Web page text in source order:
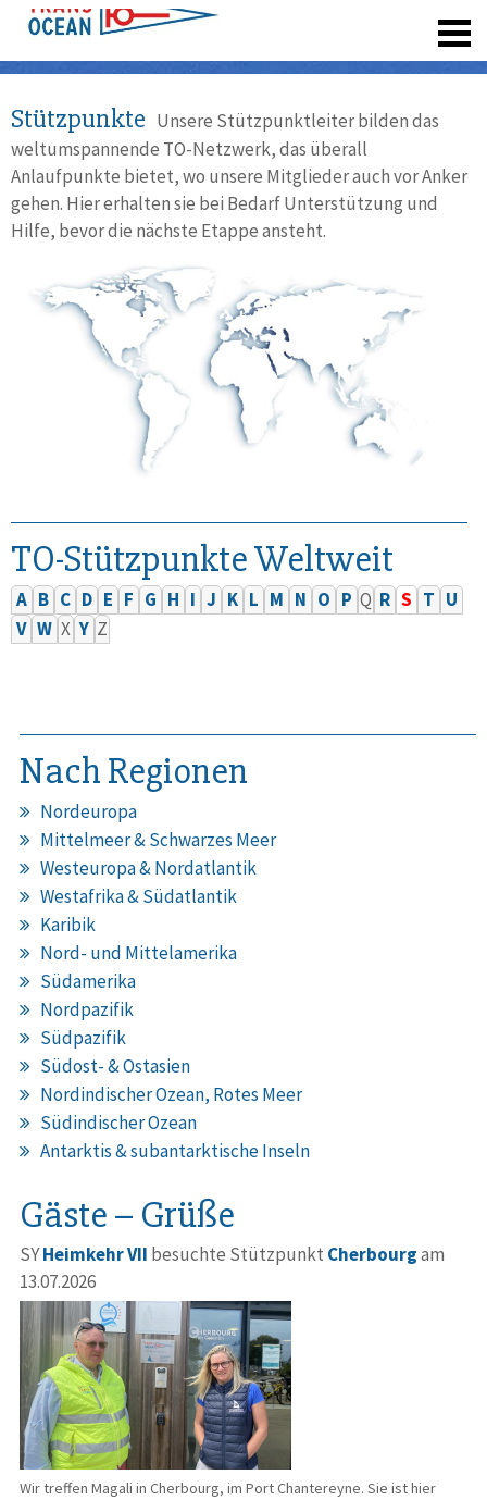
Stützpunkte Unsere Stützpunktleiter bilden das
weltumspannende TO-Netzwerk, das überall
Anlaufpunkte bietet, wo unsere Mitglieder auch vor Anker
gehen. Hier erhalten sie bei Bedarf Unterstützung und
Hilfe, bevor die nächste Etappe ansteht.
TO-Stützpunkte Weltweit
A B C D E F G H I J K L M N O P Q R S T U
V W X Y Z
Nach Regionen
Nordeuropa
Mittelmeer & Schwarzes Meer
Westeuropa & Nordatlantik
Westafrika & Südatlantik
Karibik
Nord- und Mittelamerika
Südamerika
Nordpazifik
Südpazifik
Südost- & Ostasien
Nordindischer Ozean, Rotes Meer
Südindischer Ozean
Antarktis & subantarktische Inseln
Gäste – Grüße
SYHeimkehr VII besuchte Stützpunkt Cherbourgam
13.07.2026
Wir treffen Magali in Cherbourg, im Port Chantereyne. Sie ist hier